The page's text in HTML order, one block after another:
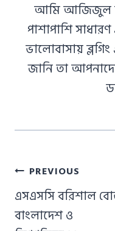
আমি আজিজুল হক,
পাশাপাশি
ভালোবাসায়
জানি তা
Post
navigation
PREVIOUS
এসএসসি বরিশাল
বাংলাদেশ ও